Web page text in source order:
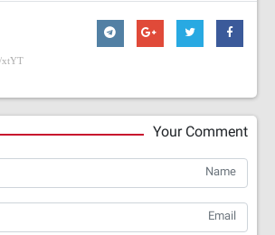
Your Comment